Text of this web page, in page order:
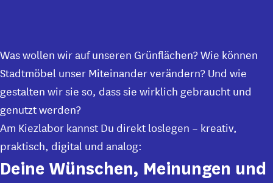
Was wollen wir auf unseren Grünflächen? Wie können
Stadtmöbel unser Miteinander verändern? Und wie
gestalten wir sie so, dass sie wirklich gebraucht und
genutzt werden?
Am Kiezlabor kannst Du direkt loslegen – kreativ,
praktisch, digital und analog:
Deine Wünschen, Meinungen und